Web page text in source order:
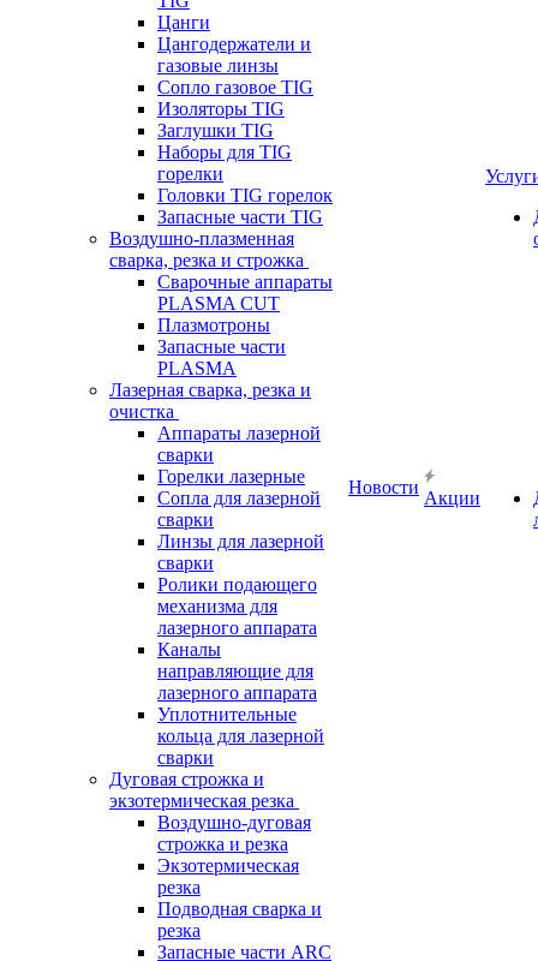
Цанги
Цангодержатели и
газовые линзы
Сопло газовое TIG
Изоляторы TIG
Заглушки TIG
Наборы для TIG
горелки
Головки TIG горелок
Запасные части TIG
Воздушно-плазменная
сварка, резка и строжка
Сварочные аппараты
PLASMA CUT
Плазмотроны
Запасные части
PLASMA
Лазерная сварка, резка и
очистка
Аппараты лазерной
сварки
Горелки лазерные
Сопла для лазерной
сварки
Линзы для лазерной
сварки
Ролики подающего
механизма для
лазерного аппарата
Каналы
направляющие для
лазерного аппарата
Уплотнительные
кольца для лазерной
сварки
Дуговая строжка и
экзотермическая резка
Воздушно-дуговая
строжка и резка
Экзотермическая
резка
Подводная сварка и
резка
Запасные части ARC
Новости
Акции